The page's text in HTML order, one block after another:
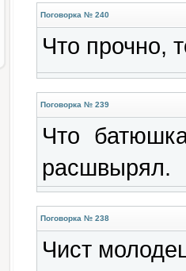
Поговорка № 240
Что прочно,
Поговорка № 239
Что
расшвырял.
Поговорка № 238
Чист